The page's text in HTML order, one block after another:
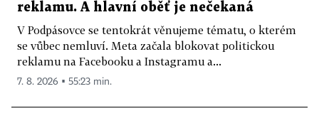
reklamu. A hlavní oběť je nečekaná
V Podpásovce se tentokrát věnujeme tématu, o kterém
se vůbec nemluví. Meta začala blokovat politickou
reklamu na Facebooku a Instagramu a...
7. 8. 2026 ▪ 55:23 min.